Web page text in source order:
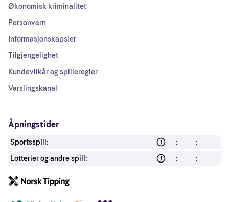
Økonomisk kriminalitet
Personvern
Informasjonskapsler
Tilgjengelighet
Kundevilkår og spilleregler
Varslingskanal
Åpningstider
Sportsspill:
--:-- - --:--
Lotterier og andre spill:
--:-- - --:--